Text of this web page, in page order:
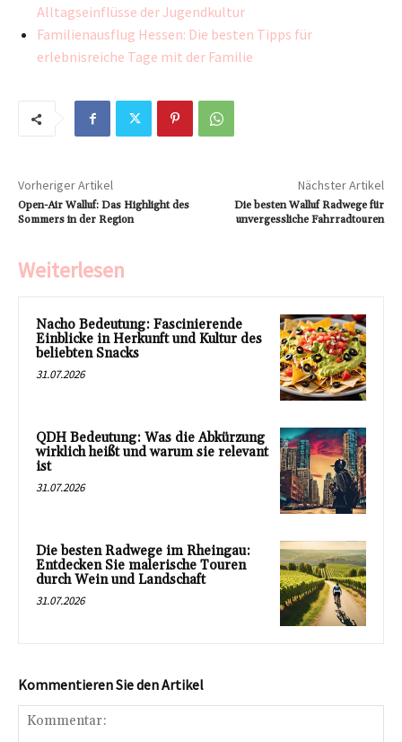
Alltagseinflüsse der Jugendkultur
Familienausflug Hessen: Die besten Tipps für
erlebnisreiche Tage mit der Familie
Vorheriger Artikel
Open-Air Walluf: Das Highlight des
Sommers in der Region
Nächster Artikel
Die besten Walluf Radwege für
unvergessliche Fahrradtouren
Weiterlesen
Nacho Bedeutung: Fascinierende
Einblicke in Herkunft und Kultur des
beliebten Snacks
31.07.2026
QDH Bedeutung: Was die Abkürzung
wirklich heißt und warum sie relevant
ist
31.07.2026
Die besten Radwege im Rheingau:
Entdecken Sie malerische Touren
durch Wein und Landschaft
31.07.2026
Kommentieren Sie den Artikel